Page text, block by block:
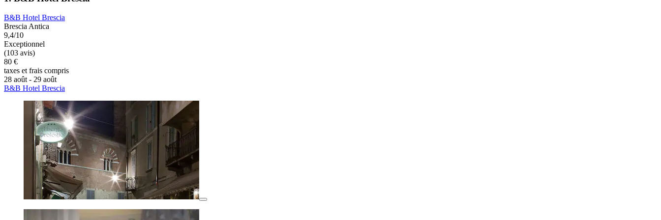
B&B Hotel Brescia
Brescia Antica
9,4/10
Exceptionnel
(103 avis)
80 €
taxes et frais compris
28 août - 29 août
B&B Hotel Brescia